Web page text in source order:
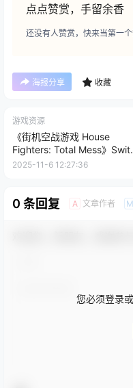
点点赞赏，手留余香
还没有人赞赏，快来当第一个
海报分享 收藏
游戏资源
《街机空战游戏 House
Fighters: Total Mess》
美版中文NSZ下载
2025-11-6 12:27:36
0 条回复 A 文章作者 M
您必须登录